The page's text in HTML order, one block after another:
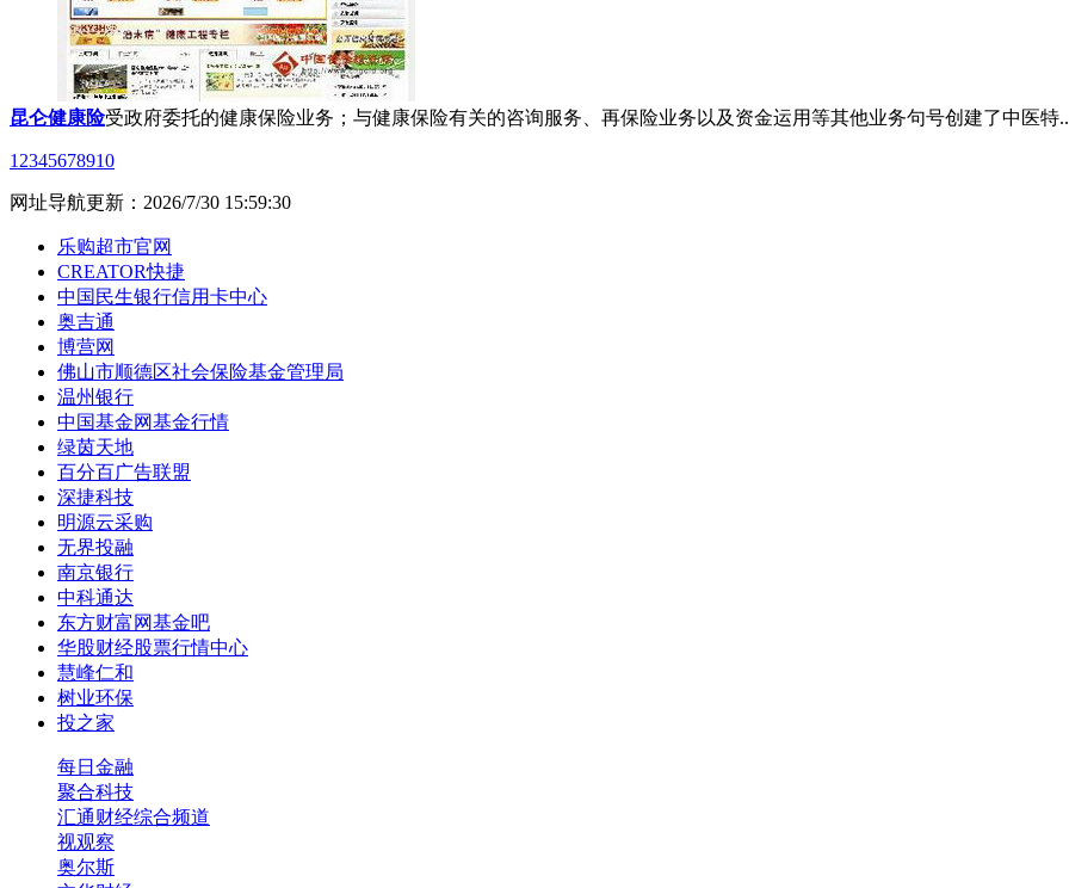
昆仑健康险受政府委托的健康保险业务；与健康保险有关的咨询服务、再保险业务以及资金运用等其他业务句号创建了中医特
1 2345678910
网址导航更新：2026/7/30 15:59:30
乐购超市官网
CREATOR快捷
中国民生银行信用卡中心
奥吉通
博营网
佛山市顺德区社会保险基金管理局
温州银行
中国基金网基金行情
绿茵天地
百分百广告联盟
深捷科技
明源云采购
无界投融
南京银行
中科通达
东方财富网基金吧
华股财经股票行情中心
慧峰仁和
树业环保
投之家
每日金融
聚合科技
汇通财经综合频道
视观察
奥尔斯